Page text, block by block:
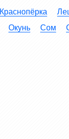
Краснопёрка
Окунь Сом